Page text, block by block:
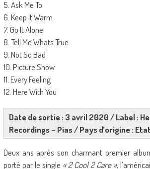
5. Ask Me To
6. Keep It Warm
7. Go It Alone
8. Tell Me Whats True
9. Not So Bad
10. Picture Show
11. Every Feeling
12. Here With You
Date de sortie : 3 avril 2020 / Label :
Recordings – Pias / Pays d’origine :
Deux ans après son charmant premier
porté par le single « 2 Cool 2 Care »,